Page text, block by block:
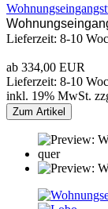
Lieferzeit: 8-10
ab 334,00 EUR
Lieferzeit: 8-10
inkl. 19% MwSt.
Zum Artikel